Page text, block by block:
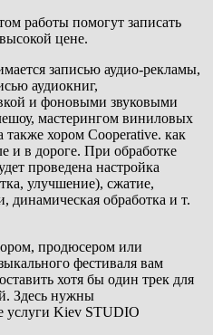
работы помогут записать
цене.
записью аудио-рекламы,
аудиокниг,
и фоновыми звуковыми
мастерингом виниловых
также хором Cooperative. как
и в дороге. При обработке
проведена настройка
улучшение), сжатие,
динамическая обработка и т.
продюсером или
фестиваля вам
хотя бы один трек для
Здесь нужны
услуги Kiev STUDIO